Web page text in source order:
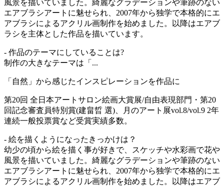
風景を描いていました。綺麗なグラデーションや筆跡のない
エアブラシアートに魅せられ、2007年から独学で本格的にエ
アブラシによるアクリル画制作を始めました。以降はエアブ
ラシを主体とした作品を描いています。
- 作品のテーマにしていることは?
制作の大きなテーマは「...
「自然」から感じたインスピレーションを作品に
第20回 全日本アートサロン絵画大賞展/自由表現部門・第20
回記念審査員特別賞(建畠晢 選)、月のアート展vol.8/vol.9 2年
連続一般投票賞など受賞実績多数。
- 絵を描くようになったきっかけは？
幼少の頃から絵を描く事が好きで、スケッチや水彩画で花や
風景を描いていました。綺麗なグラデーションや筆跡のない
エアブラシアートに魅せられ、2007年から独学で本格的にエ
アブラシによるアクリル画制作を始めました。以降はエアブ